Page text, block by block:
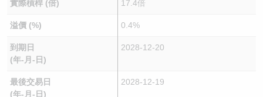
實際槓桿 (倍) 17.4倍
溢價 (%) 0.4%
到期日
(年-月-日)
2028-12-20
最後交易日
(年-月-日)
2028-12-19